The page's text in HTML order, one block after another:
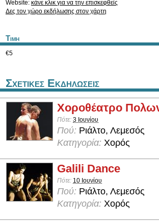
Website: κάνε κλικ για να την επισκεφθείς
Δες τον χώρο εκδήλωσης στον χάρτη
Τιμη
€5
Σχετικες Εκδηλωσεις
Χοροθέατρο
Πότε: 3 Ιουνίου
Πού: Ριάλτο, Λεμεσός
Κατηγορία: Χορός
Galili Dance
Πότε: 10 Ιουνίου
Πού: Ριάλτο, Λεμεσός
Κατηγορία: Χορός